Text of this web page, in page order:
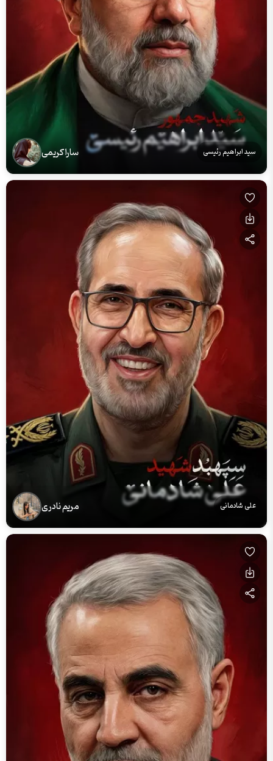
سید ابراهیم رئیسی سارا کریمی
علی شادمانی مریم نادری